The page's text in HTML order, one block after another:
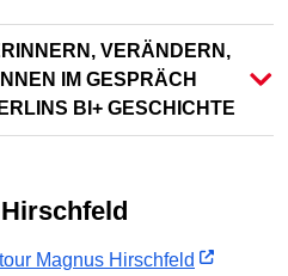
VERÄNDERN,
IM GESPRÄCH
BI+ GESCHICHTE
Hirschfeld
Magnus Hirschfeld